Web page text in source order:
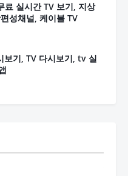
료 실시간 TV 보기, 지상
성채널, 케이블 TV
보기, TV 다시보기, tv 실